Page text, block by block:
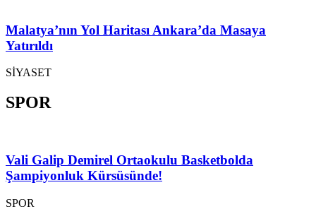
Malatya’nın Yol Haritası Ankara’da Masaya
Yatırıldı
SİYASET
SPOR
Vali Galip Demirel Ortaokulu Basketbolda
Şampiyonluk Kürsüsünde!
SPOR